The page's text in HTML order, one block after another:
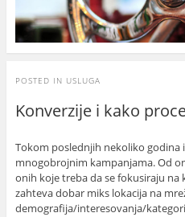
POSTED IN USLUGA
Konverzije i kako
Tokom poslednjih nekoliko godina
mnogobrojnim kampanjama. Od
onih koje treba da se fokusiraju
zahteva dobar miks lokacija na
demografija/interesovanja/